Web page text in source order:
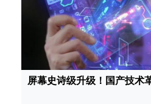
屏幕史诗级升级！国产技术